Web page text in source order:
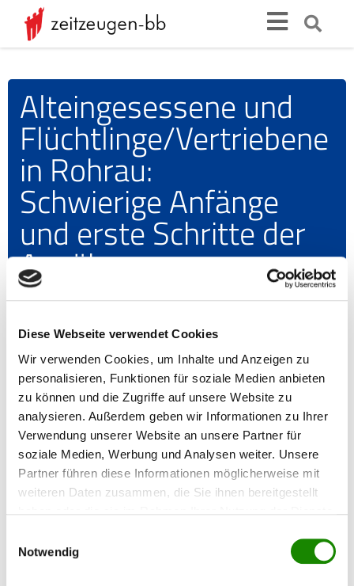
Diese Webseite verwendet Cookies
Wir verwenden Cookies, um Inhalte und Anzeigen zu
personalisieren, Funktionen für soziale Medien anbieten
zu können und die Zugriffe auf unsere Website zu
analysieren. Außerdem geben wir Informationen zu Ihrer
Verwendung unserer Website an unsere Partner für
soziale Medien, Werbung und Analysen weiter. Unsere
Partner führen diese Informationen möglicherweise mit
weiteren Daten zusammen, die Sie ihnen bereitgestellt
Notwendig
Alteingesessene und
Flüchtlinge/Vertriebene
in Rohrau:
Schwierige Anfänge
und erste Schritte der
Annäherung
Player
Keine
Deutsch